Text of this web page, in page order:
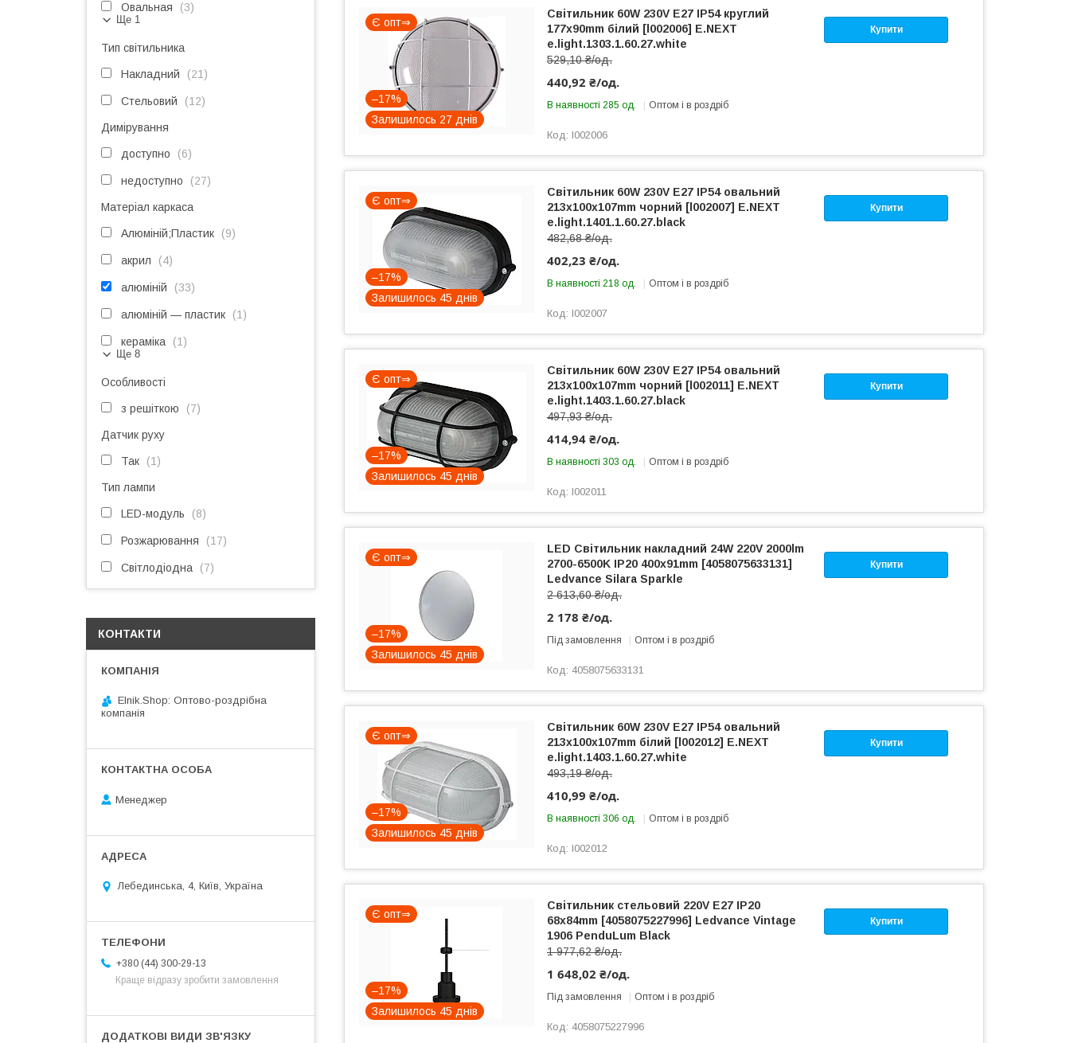
Є опт⇒
–17%
Залишилось 27 днів
Купити
Світильник 60W 230V E27 IP54 круглий
177х90mm білий [l002006] E.NEXT
e.light.1303.1.60.27.white
529,10 ₴/од.
440,92 ₴/од.
В наявності 285 од. Оптом і в роздріб
l002006
Є опт⇒
–17%
Залишилось 45 днів
Купити
Світильник 60W 230V E27 IP54 овальний
213х100х107mm чорний [l002007] E.NEXT
e.light.1401.1.60.27.black
482,68 ₴/од.
402,23 ₴/од.
В наявності 218 од. Оптом і в роздріб
l002007
Є опт⇒
–17%
Залишилось 45 днів
Купити
Світильник 60W 230V E27 IP54 овальний
213х100х107mm чорний [l002011] E.NEXT
e.light.1403.1.60.27.black
497,93 ₴/од.
414,94 ₴/од.
В наявності 303 од. Оптом і в роздріб
l002011
Є опт⇒
–17%
Залишилось 45 днів
Купити
LED Світильник накладний 24W 220V 2000lm
2700-6500K IP20 400x91mm [4058075633131]
Ledvance Silara Sparkle
2 613,60 ₴/од.
2 178 ₴/од.
Під замовлення Оптом і в роздріб
4058075633131
Є опт⇒
–17%
Залишилось 45 днів
Купити
Світильник 60W 230V E27 IP54 овальний
213х100х107mm білий [l002012] E.NEXT
e.light.1403.1.60.27.white
493,19 ₴/од.
410,99 ₴/од.
В наявності 306 од. Оптом і в роздріб
l002012
Є опт⇒
–17%
Залишилось 45 днів
Купити
Світильник стельовий 220V E27 IP20
68x84mm [4058075227996] Ledvance Vintage
1906 PenduLum Black
1 977,62 ₴/од.
1 648,02 ₴/од.
Під замовлення Оптом і в роздріб
4058075227996
Овальная 3
Ще 1
Тип світильника
Накладний 21
Стельовий 12
Димірування
доступно 6
недоступно 27
Матеріал каркаса
Алюміній;Пластик 9
акрил 4
алюміній 33
алюміній — пластик 1
кераміка 1
Ще 8
Особливості
з решіткою 7
Датчик руху
Так 1
Тип лампи
LED-модуль 8
Розжарювання 17
Світлодіодна 7
КОНТАКТИ
Elnik.Shop: Оптово-роздрібна
компанія
Менеджер
Лебединська, 4, Київ, Україна
+380 (44) 300-29-13
Краще відразу зробити замовлення